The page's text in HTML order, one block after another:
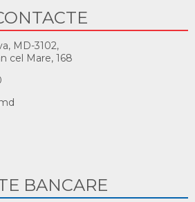
MD-3102,
cel Mare, 168
BANCARE